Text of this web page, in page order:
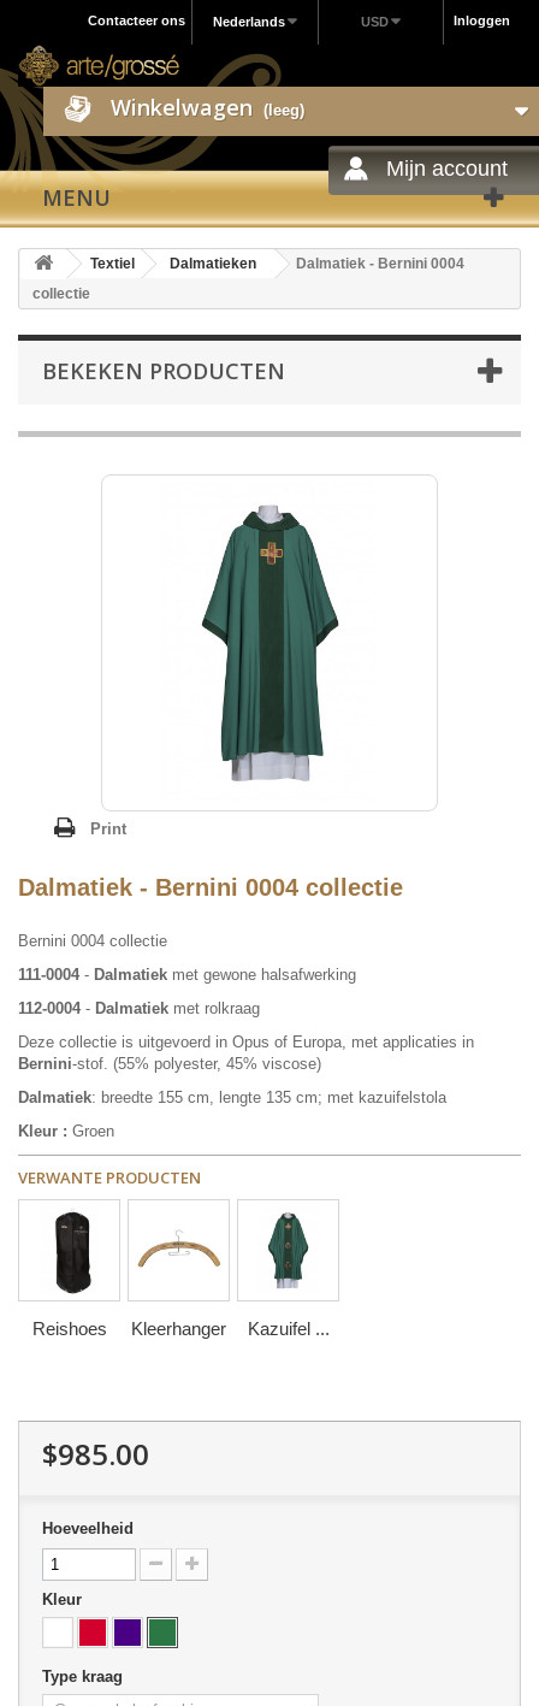
Inloggen
USD
Nederlands
Contacteer ons
Winkelwagen (leeg)
Mijn account
MENU
Textiel Dalmatieken
Dalmatiek - Bernini 0004
collectie
BEKEKEN PRODUCTEN
Print
Dalmatiek - Bernini 0004 collectie
Bernini 0004 collectie
111-0004- Dalmatiek met gewone halsafwerking
112-0004- Dalmatiek met rolkraag
Deze collectie is uitgevoerd in Opus of Europa, met applicaties in
Bernini-stof. (55% polyester, 45% viscose)
Dalmatiek: breedte 155 cm, lengte 135 cm; met kazuifelstola
Kleur : Groen
VERWANTE PRODUCTEN
Reishoes Kleerhanger Kazuifel ...
$985.00
Hoeveelheid
Kleur
Type kraag